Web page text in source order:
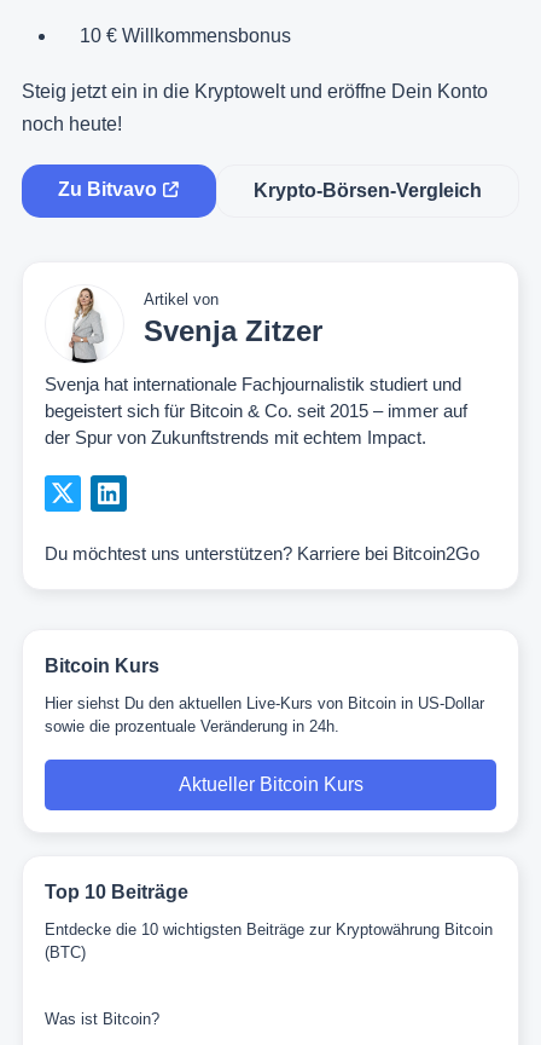
10 € Willkommensbonus
Steig jetzt ein in die Kryptowelt und eröffne Dein Konto
noch heute!
Zu Bitvavo Krypto-Börsen-Vergleich
Artikel von
Svenja Zitzer
Svenja hat internationale Fachjournalistik studiert und
begeistert sich für Bitcoin & Co. seit 2015 – immer auf
der Spur von Zukunftstrends mit echtem Impact.
Du möchtest uns unterstützen? Karriere bei Bitcoin2Go
Bitcoin Kurs
Hier siehst Du den aktuellen Live-Kurs von Bitcoin in US-Dollar
sowie die prozentuale Veränderung in 24h.
Aktueller Bitcoin Kurs
Top 10 Beiträge
Entdecke die 10 wichtigsten Beiträge zur Kryptowährung Bitcoin
(BTC)
Was ist Bitcoin?